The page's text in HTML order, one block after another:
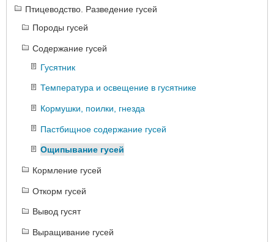
Птицеводство. Разведение гусей
Породы гусей
Содержание гусей
Гусятник
Температура и освещение в гусятнике
Кормушки, поилки, гнезда
Пастбищное содержание гусей
Ощипывание гусей
Кормление гусей
Откорм гусей
Вывод гусят
Выращивание гусей